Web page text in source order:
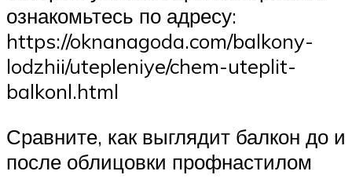
ознакомьтесь по адресу:
https://oknanagoda.com/balkony-
lodzhii/utepleniye/chem-uteplit-
balkonl.html
Сравните, как выглядит балкон до и
после облицовки профнастилом